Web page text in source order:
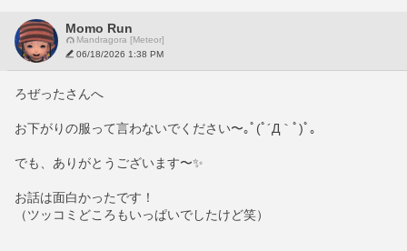
Momo Run
Mandragora [Meteor]
06/18/2026 1:38 PM
ろぜったさんへ
お下がりの服って言わないでください〜｡ﾟ(ﾟ´Д｀ﾟ)ﾟ｡
でも、ありがとうございます〜✨️
お話は面白かったです！
（ツッコミどころもいっぱいでしたけど笑）